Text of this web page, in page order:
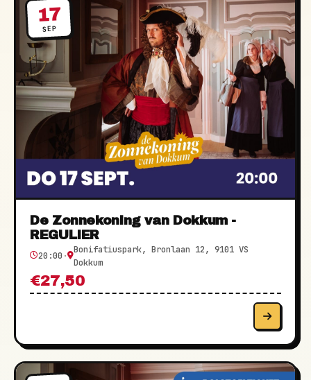
17
SEP
De Zonnekoning van Dokkum -
REGULIER
20:00 ·
Bonifatiuspark, Bronlaan 12, 9101 VS
Dokkum
€27,50